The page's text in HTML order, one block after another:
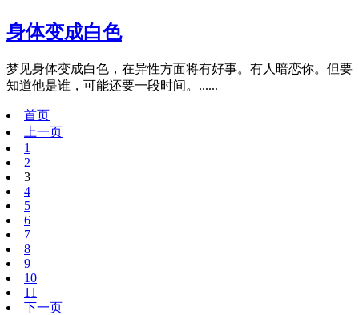
身体变成白色
梦见身体变成白色，在异性方面将有好事。有人暗恋你。但要
知道他是谁，可能还要一段时间。......
首页
上一页
1
2
3
4
5
6
7
8
9
10
11
下一页